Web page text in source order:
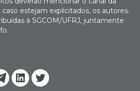
Telegram
Linkedin
Twitter
caso estejam explicitados, os autores.
à SGCOM/UFRJ, juntamente